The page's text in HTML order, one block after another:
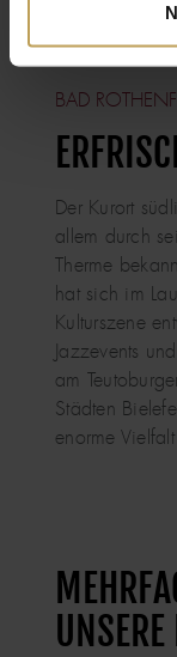
BAD
Der Kurort
allem durch
Therme
hat sich im
Kulturszene
Jazzevents
am
Städten
enorme